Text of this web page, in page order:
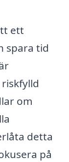
ett
spara tid
om
detta
på